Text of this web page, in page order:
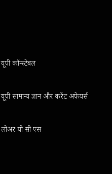
यूपी कॉन्स्टेबल
यूपी सामान्य ज्ञान और करेंट अफेयर्स
लोअर पी सी एस